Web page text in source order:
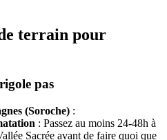
terrain pour
pas
(Soroche) :
: Passez au moins 24-48h à
Sacrée avant de faire quoi que